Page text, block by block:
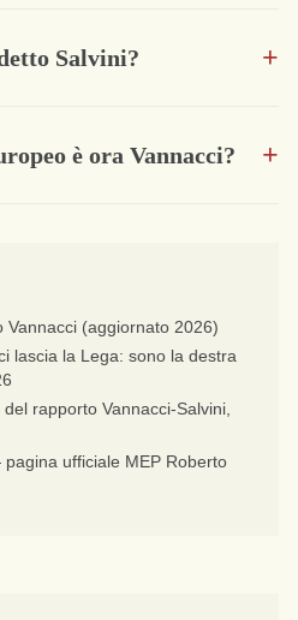
Salvini? +
è ora Vannacci? +
(aggiornato 2026)
lascia la Lega: sono la destra
rapporto Vannacci-Salvini,
ufficiale MEP Roberto